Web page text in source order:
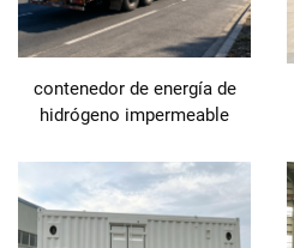
contenedor de energía de
hidrógeno impermeable